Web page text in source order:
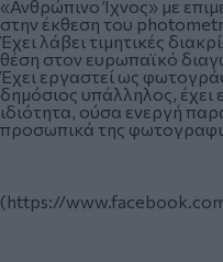
«Ανθρώπινο Ίχνος» με
στην έκθεση του
Έχει λάβει τιμητικές
θέση στον ευρωπαϊκό
Έχει εργαστεί ως
δημόσιος υπάλληλος, έχει
ιδιότητα, ούσα ενεργή
προσωπικά της
(https://